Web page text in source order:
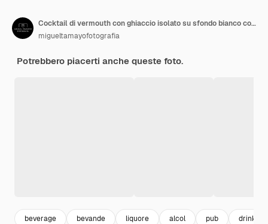
Cocktail di vermouth con ghiaccio isolato su sfondo bianco con spazio di copia Formato verticale
migueltamayofotografia
Potrebbero piacerti anche queste foto.
beverage bevande liquore alcol pub drink